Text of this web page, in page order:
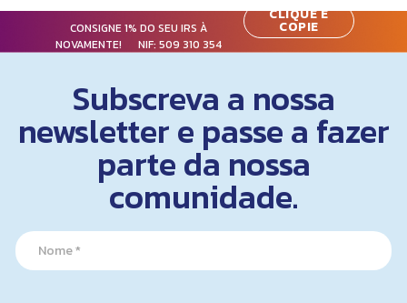
CONSIGNE 1% DO SEU IRS À
NOVAMENTE! NIF:509 310 354
CLIQUE E
COPIE
Subscreva a nossa
newsletter e passe a fazer
parte da nossa
comunidade.
N
a
m